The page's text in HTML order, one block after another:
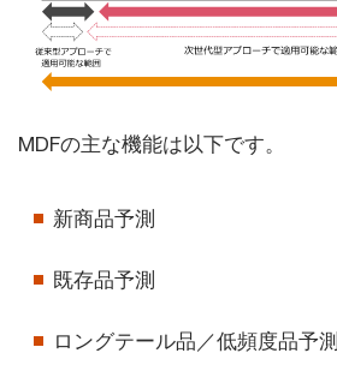
MDFの主な機能は以下です。
新商品予測
既存品予測
ロングテール品／低頻度品予測